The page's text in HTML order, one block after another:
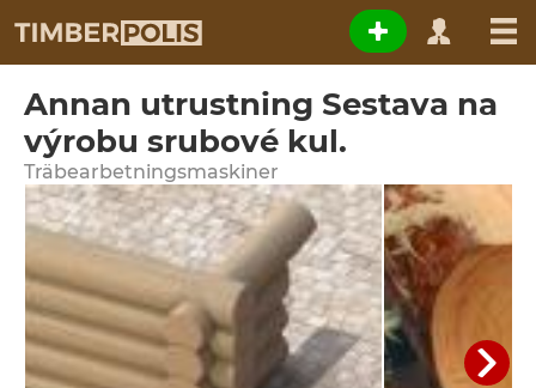
Annan utrustning Sestava na
výrobu srubové kul.
Träbearbetningsmaskiner